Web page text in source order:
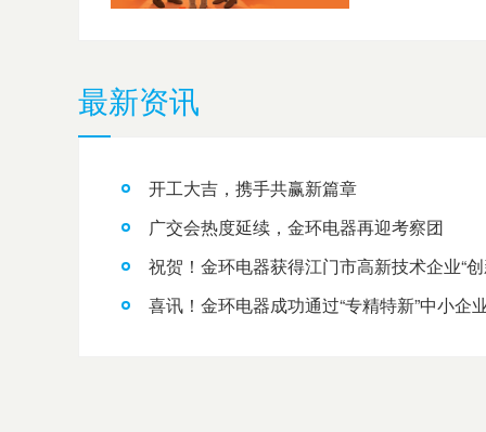
最新资讯
开工大吉，携手共赢新篇章
广交会热度延续，金环电器再迎考察团
祝贺！金环电器获得江门市高新技术企业“
喜讯！金环电器成功通过“专精特新”中小企